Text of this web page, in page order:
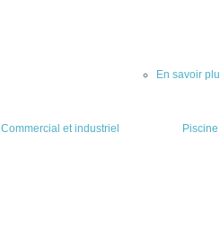
En savoir
Commercial et industriel